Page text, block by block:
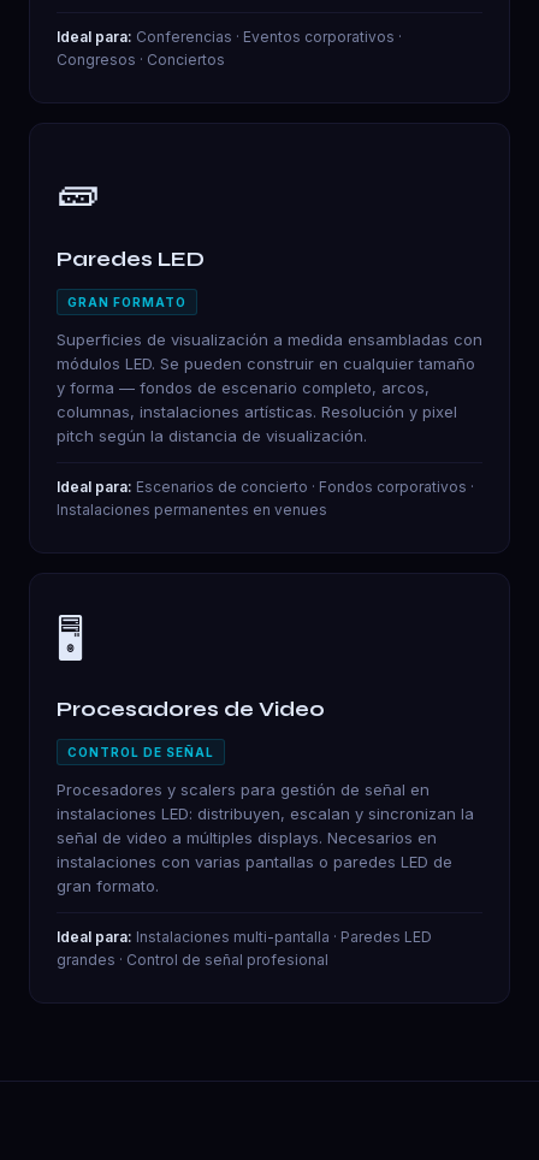
Ideal para: Conferencias · Eventos corporativos ·
Congresos · Conciertos
🧱
Paredes LED
GRAN FORMATO
Superficies de visualización a medida ensambladas con
módulos LED. Se pueden construir en cualquier tamaño
y forma — fondos de escenario completo, arcos,
columnas, instalaciones artísticas. Resolución y pixel
pitch según la distancia de visualización.
Ideal para: Escenarios de concierto · Fondos corporativos ·
Instalaciones permanentes en venues
🖥️
Procesadores de Video
CONTROL DE SEÑAL
Procesadores y scalers para gestión de señal en
instalaciones LED: distribuyen, escalan y sincronizan la
señal de video a múltiples displays. Necesarios en
instalaciones con varias pantallas o paredes LED de
gran formato.
Ideal para: Instalaciones multi-pantalla · Paredes LED
grandes · Control de señal profesional